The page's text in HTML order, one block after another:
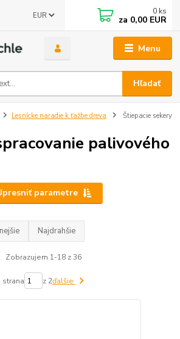
Menu
EUR
Hľadať
0 ks
za 0,00 EUR
Lesnícke naradie k ťažbe dreva Štiepacie sekery
palivového
parametre
Najdrahšie
Zobrazujem 1-18 z 36
strana z 2ďalšie